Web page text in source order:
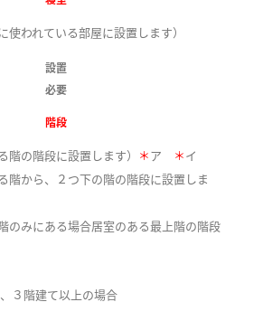
使われている部屋に設置します）
設置
必要
階段
階の階段に設置します） ＊ア ＊イ
階から、２つ下の階の階段に設置しま
のみにある場合居室のある最上階の階段
３階建て以上の場合